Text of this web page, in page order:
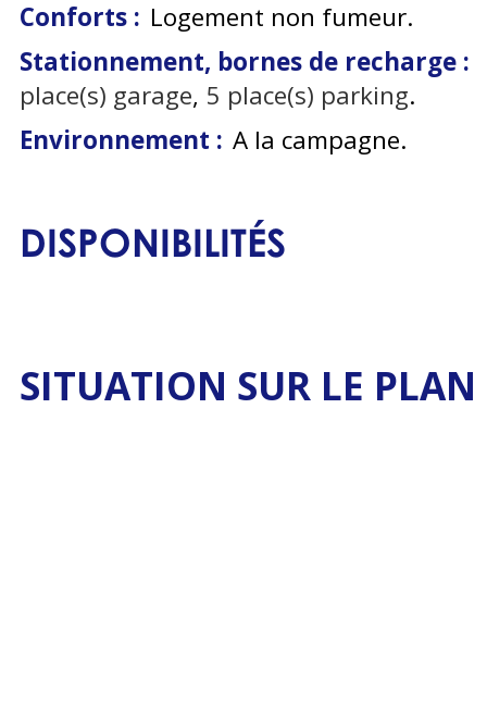
Conforts : Logement non fumeur
Stationnement, bornes de recharge :
place(s) garage 5 place(s) parking
Environnement : A la campagne
DISPONIBILITÉS
SITUATION SUR LE PLAN